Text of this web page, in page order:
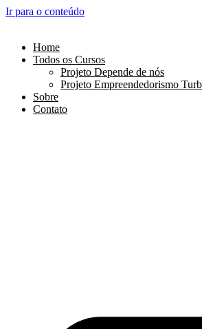
Ir para o conteúdo
Home
Todos os Cursos
Projeto Depende de nós
Projeto Empreendedorismo
Sobre
Contato